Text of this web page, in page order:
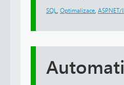
SQL Optimalizace ASP.NET/